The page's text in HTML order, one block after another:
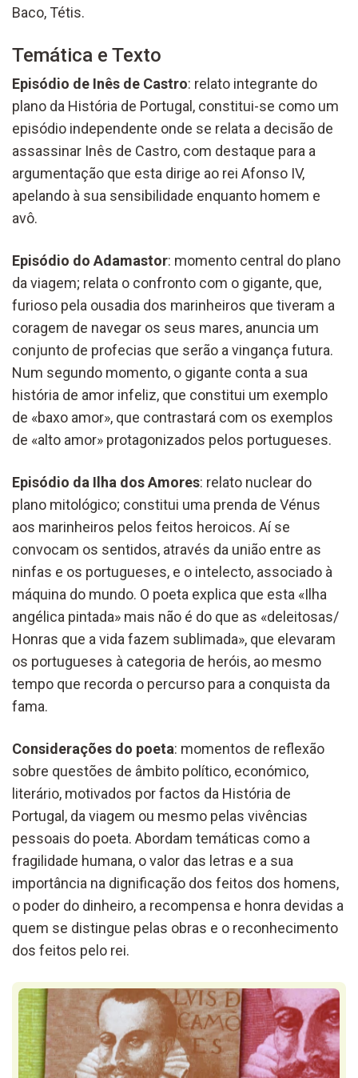
Baco, Tétis.
Temática e Texto
Episódio de Inês de Castro: relato integrante do
plano da História de Portugal, constitui-se como um
episódio independente onde se relata a decisão de
assassinar Inês de Castro, com destaque para a
argumentação que esta dirige ao rei Afonso IV,
apelando à sua sensibilidade enquanto homem e
avô.
Episódio do Adamastor: momento central do plano
da viagem; relata o confronto com o gigante, que,
furioso pela ousadia dos marinheiros que tiveram a
coragem de navegar os seus mares, anuncia um
conjunto de profecias que serão a vingança futura.
Num segundo momento, o gigante conta a sua
história de amor infeliz, que constitui um exemplo
de «baxo amor», que contrastará com os exemplos
de «alto amor» protagonizados pelos portugueses.
Episódio da Ilha dos Amores: relato nuclear do
plano mitológico; constitui uma prenda de Vénus
aos marinheiros pelos feitos heroicos. Aí se
convocam os sentidos, através da união entre as
ninfas e os portugueses, e o intelecto, associado à
máquina do mundo. O poeta explica que esta «Ilha
angélica pintada» mais não é do que as «deleitosas/
Honras que a vida fazem sublimada», que elevaram
os portugueses à categoria de heróis, ao mesmo
tempo que recorda o percurso para a conquista da
fama.
Considerações do poeta: momentos de reflexão
sobre questões de âmbito político, económico,
literário, motivados por factos da História de
Portugal, da viagem ou mesmo pelas vivências
pessoais do poeta. Abordam temáticas como a
fragilidade humana, o valor das letras e a sua
importância na dignificação dos feitos dos homens,
o poder do dinheiro, a recompensa e honra devidas a
quem se distingue pelas obras e o reconhecimento
dos feitos pelo rei.